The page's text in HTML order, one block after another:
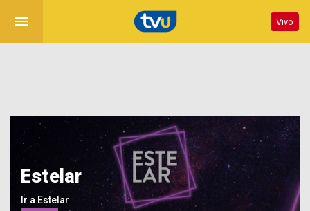
menu Vivo
Estelar
Ir a Estelar